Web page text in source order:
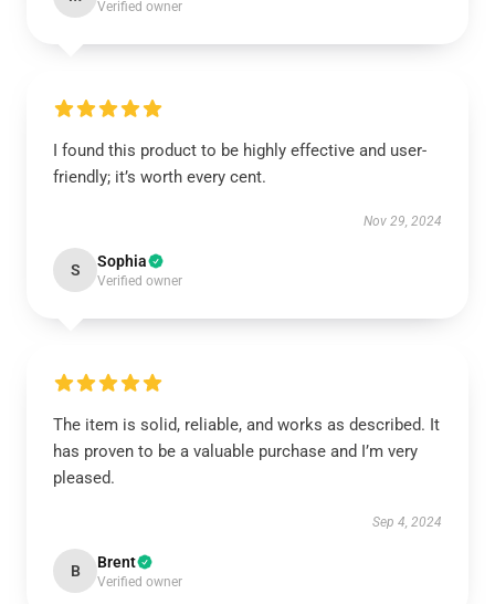
Verified owner
I found this product to be highly effective and user-
friendly; it’s worth every cent.
Nov 29, 2024
S Sophia
Verified owner
The item is solid, reliable, and works as described. It
has proven to be a valuable purchase and I’m very
pleased.
Sep 4, 2024
B Brent
Verified owner